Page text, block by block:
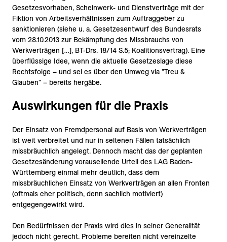
Gesetzesvorhaben, Scheinwerk- und Dienstverträge mit der
Fiktion von Arbeitsverhältnissen zum Auftraggeber zu
sanktionieren (siehe u. a. Gesetzesentwurf des Bundesrats
vom 28.10.2013 zur Bekämpfung des Missbrauchs von
Werkverträgen […], BT-Drs. 18/14 S.5; Koalitionsvertrag). Eine
überflüssige Idee, wenn die aktuelle Gesetzeslage diese
Rechtsfolge – und sei es über den Umweg via "Treu &
Glauben" – bereits hergäbe.
Auswirkungen für die Praxis
Der Einsatz von Fremdpersonal auf Basis von Werkverträgen
ist weit verbreitet und nur in seltenen Fällen tatsächlich
missbräuchlich angelegt. Dennoch macht das der geplanten
Gesetzesänderung vorauseilende Urteil des LAG Baden-
Württemberg einmal mehr deutlich, dass dem
missbräuchlichen Einsatz von Werkverträgen an allen Fronten
(oftmals eher politisch, denn sachlich motiviert)
entgegengewirkt wird.
Den Bedürfnissen der Praxis wird dies in seiner Generalität
jedoch nicht gerecht. Probleme bereiten nicht vereinzelte